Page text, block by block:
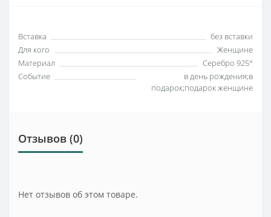
Вставка
без вставки
Для кого
Женщине
Материал
Серебро 925°
Событие
в день рождения;в
подарок;подарок женщине
Отзывов (0)
Нет отзывов об этом товаре.